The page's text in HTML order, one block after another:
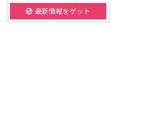
最新情報をゲット